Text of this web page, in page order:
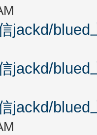
jackd/
jackd/
jackd/